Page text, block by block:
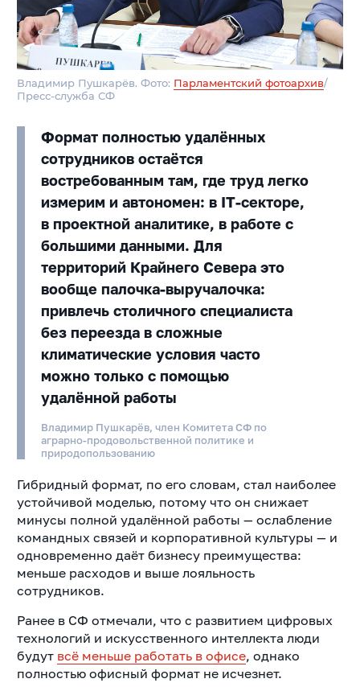
Владимир Пушкарёв. Фото: Парламентский фотоархив/
Пресс-служба СФ
Формат полностью удалённых
сотрудников остаётся
востребованным там, где труд легко
измерим и автономен: в IT-секторе,
в проектной аналитике, в работе с
большими данными. Для
территорий Крайнего Севера это
вообще палочка-выручалочка:
привлечь столичного специалиста
без переезда в сложные
климатические условия часто
можно только с помощью
удалённой работы
Владимир Пушкарёв, член Комитета СФ по
аграрно-продовольственной политике и
природопользованию
Гибридный формат, по его словам, стал наиболее
устойчивой моделью, потому что он снижает
минусы полной удалённой работы — ослабление
командных связей и корпоративной культуры — и
одновременно даёт бизнесу преимущества:
меньше расходов и выше лояльность
сотрудников.
Ранее в СФ отмечали, что с развитием цифровых
технологий и искусственного интеллекта люди
будут всё меньше работать в офисе, однако
полностью офисный формат не исчезнет.